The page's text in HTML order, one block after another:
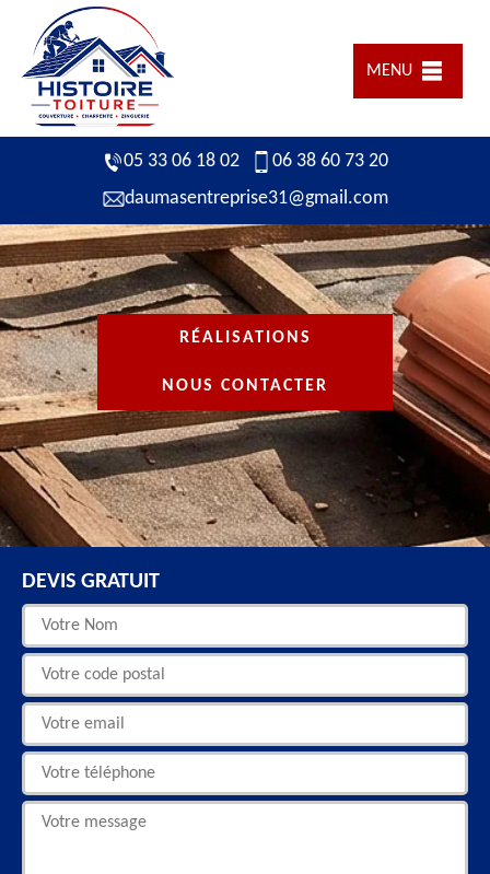
MENU
05 33 06 18 02
06 38 60 73 20
daumasentreprise31@gmail.com
RÉALISATIONS
NOUS CONTACTER
DEVIS GRATUIT